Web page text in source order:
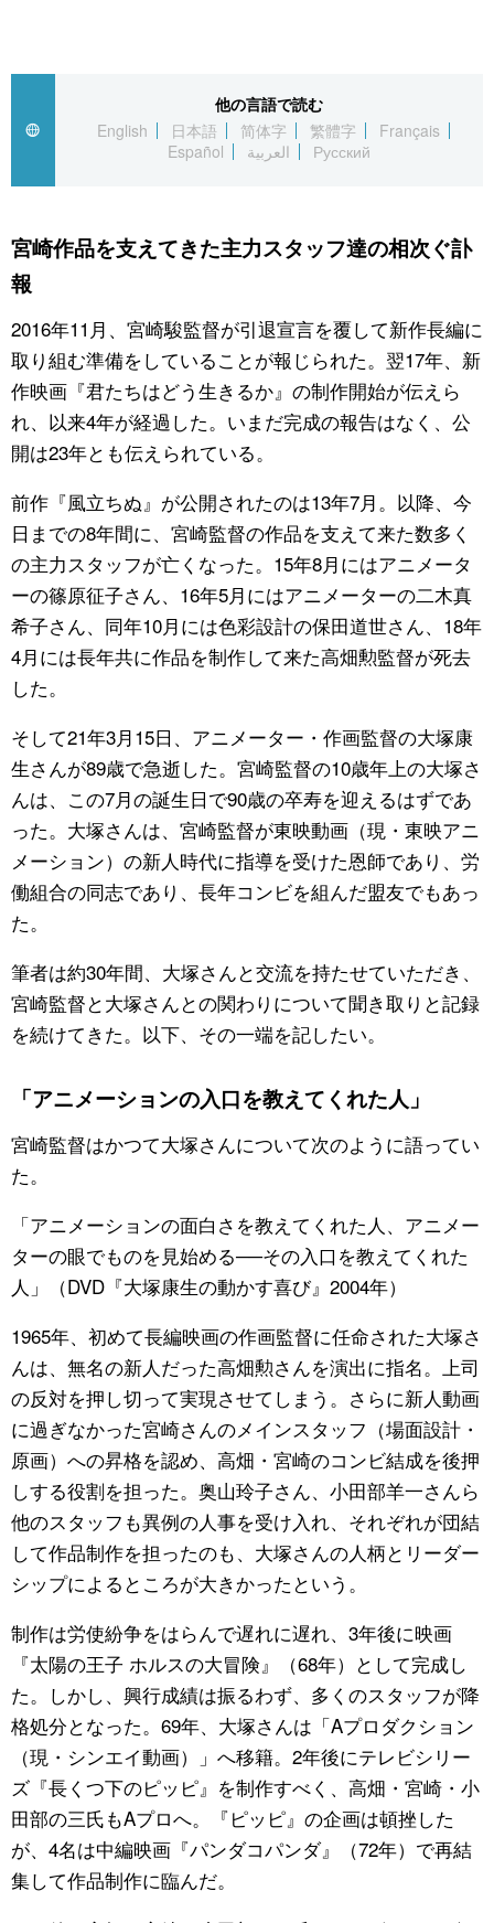
他の言語で読む
English
日本語 简体字 繁體字
Français
Español
العربية Русский
宮崎作品を支えてきた主力スタッフ達の相次ぐ訃
報
2016年11月、宮崎駿監督が引退宣言を覆して新作長編に
取り組む準備をしていることが報じられた。翌17年、新
作映画『君たちはどう生きるか』の制作開始が伝えら
れ、以来4年が経過した。いまだ完成の報告はなく、公
開は23年とも伝えられている。
前作『風立ちぬ』が公開されたのは13年7月。以降、今
日までの8年間に、宮崎監督の作品を支えて来た数多く
の主力スタッフが亡くなった。15年8月にはアニメータ
ーの篠原征子さん、16年5月にはアニメーターの二木真
希子さん、同年10月には色彩設計の保田道世さん、18年
4月には長年共に作品を制作して来た高畑勲監督が死去
した。
そして21年3月15日、アニメーター・作画監督の大塚康
生さんが89歳で急逝した。宮崎監督の10歳年上の大塚さ
んは、この7月の誕生日で90歳の卒寿を迎えるはずであ
った。大塚さんは、宮崎監督が東映動画（現・東映アニ
メーション）の新人時代に指導を受けた恩師であり、労
働組合の同志であり、長年コンビを組んだ盟友でもあっ
た。
筆者は約30年間、大塚さんと交流を持たせていただき、
宮崎監督と大塚さんとの関わりについて聞き取りと記録
を続けてきた。以下、その一端を記したい。
「アニメーションの入口を教えてくれた人」
宮崎監督はかつて大塚さんについて次のように語ってい
た。
「アニメーションの面白さを教えてくれた人、アニメー
ターの眼でものを見始める──その入口を教えてくれた
人」（DVD『大塚康生の動かす喜び』2004年）
1965年、初めて長編映画の作画監督に任命された大塚さ
んは、無名の新人だった高畑勲さんを演出に指名。上司
の反対を押し切って実現させてしまう。さらに新人動画
に過ぎなかった宮崎さんのメインスタッフ（場面設計・
原画）への昇格を認め、高畑・宮崎のコンビ結成を後押
しする役割を担った。奥山玲子さん、小田部羊一さんら
他のスタッフも異例の人事を受け入れ、それぞれが団結
して作品制作を担ったのも、大塚さんの人柄とリーダー
シップによるところが大きかったという。
制作は労使紛争をはらんで遅れに遅れ、3年後に映画
『太陽の王子 ホルスの大冒険』（68年）として完成し
た。しかし、興行成績は振るわず、多くのスタッフが降
格処分となった。69年、大塚さんは「Aプロダクション
（現・シンエイ動画）」へ移籍。2年後にテレビシリー
ズ『長くつ下のピッピ』を制作すべく、高畑・宮崎・小
田部の三氏もAプロへ。『ピッピ』の企画は頓挫した
が、4名は中編映画『パンダコパンダ』（72年）で再結
集して作品制作に臨んだ。